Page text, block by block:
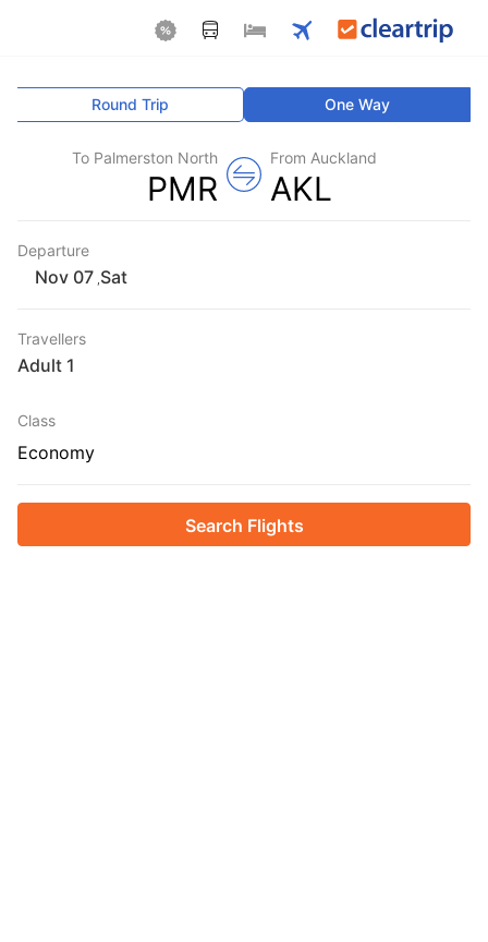
One Way
Round Trip
From Auckland
AKL
To Palmerston North
PMR
Departure
Sat
Travellers
1 Adult
Class
Economy